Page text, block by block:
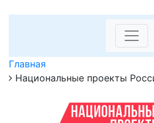
Главная
Национальные проекты